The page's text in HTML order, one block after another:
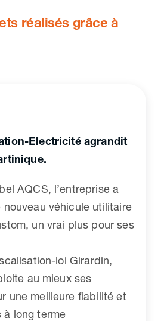
réalisés grâce à
Electricité agrandit
.
AQCS, l’entreprise a
véhicule utilitaire
un vrai plus pour ses
loi Girardin,
au mieux ses
une meilleure fiabilité et
à long terme